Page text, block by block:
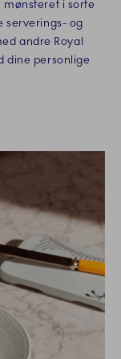
mønsteret i sorte
serverings- og
andre Royal
dine personlige